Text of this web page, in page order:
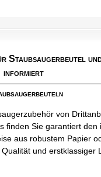
Staubsaugerbeutel
informiert
von
finden Sie garantiert den
aus robustem Papier
und erstklassiger